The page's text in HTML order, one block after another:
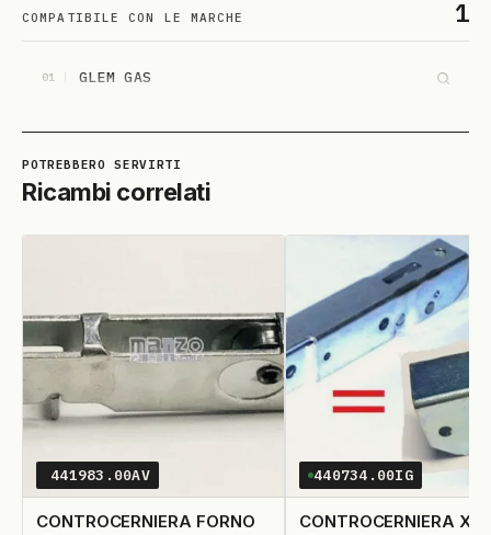
COMPATIBILE CON LE MARCHE 1
01 GLEM GAS
Ricambi correlati
441983.00AV
CONTROCERNIERA FORNO
440734.00IG
CONTROCERNIERA X